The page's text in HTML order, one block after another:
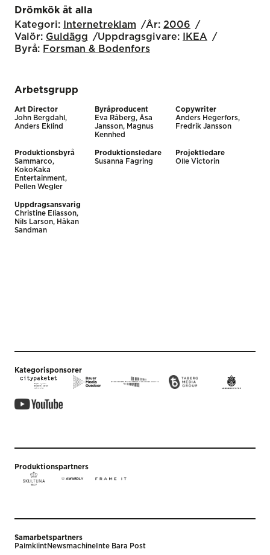
Drömkök åt alla
Kategori:
Internet­reklam År: 2006
Valör: Guldägg Uppdragsgivare:
IKEA
Byrå: Forsman & Bodenfors
Arbetsgrupp
Art Director
John Bergdahl,
Anders Eklind
Byråproducent
Eva Råberg, Åsa
Jansson, Magnus
Kennhed
Copywriter
Anders Hegerfors,
Fredrik Jansson
Produktionsbyrå
Sammarco,
KokoKaka
Entertainment,
Pellen Wegler
Produktionsledare
Susanna Fagring
Projektledare
Olle Victorin
Uppdragsansvarig
Christine Eliasson,
Nils Larson, Håkan
Sandman
Kategorisponsorer
Produktionspartners
Samarbetspartners
PalmklintNewsmachine Inte Bara Post